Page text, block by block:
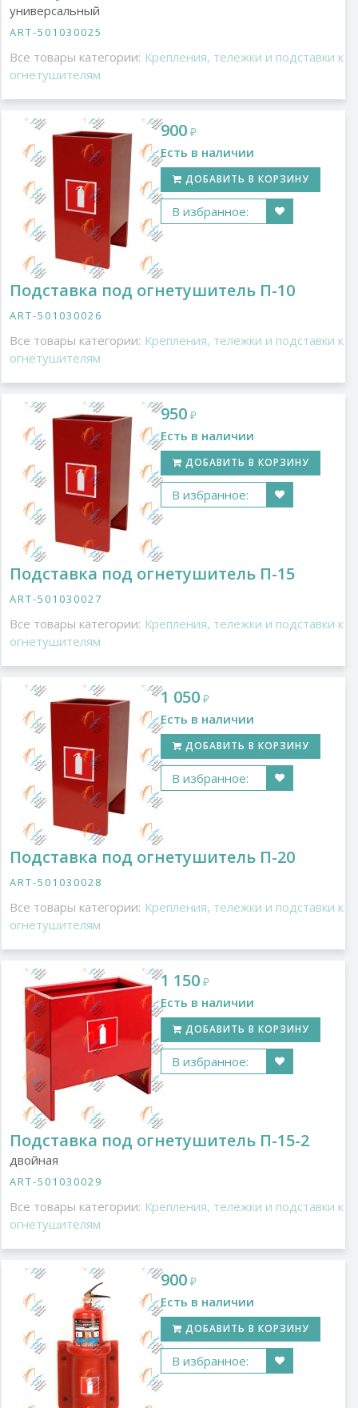
универсальный
ART-501030025
Все товары категории: Крепления, тележки и подставки к
огнетушителям
900 ₽
Есть в наличии
ДОБАВИТЬ В КОРЗИНУ
В избранное:
Подставка под огнетушитель П-10
ART-501030026
Все товары категории: Крепления, тележки и подставки к
огнетушителям
950 ₽
Есть в наличии
ДОБАВИТЬ В КОРЗИНУ
В избранное:
Подставка под огнетушитель П-15
ART-501030027
Все товары категории: Крепления, тележки и подставки к
огнетушителям
1 050 ₽
Есть в наличии
ДОБАВИТЬ В КОРЗИНУ
В избранное:
Подставка под огнетушитель П-20
ART-501030028
Все товары категории: Крепления, тележки и подставки к
огнетушителям
1 150 ₽
Есть в наличии
ДОБАВИТЬ В КОРЗИНУ
В избранное:
Подставка под огнетушитель П-15-2
двойная
ART-501030029
Все товары категории: Крепления, тележки и подставки к
огнетушителям
900 ₽
Есть в наличии
ДОБАВИТЬ В КОРЗИНУ
В избранное: